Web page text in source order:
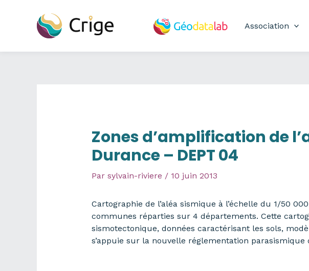
Association
Zones d’amplification de
Durance – DEPT 04
Par sylvain-riviere / 10 juin 2013
Cartographie de l’aléa sismique à l’échelle du 1/50
communes réparties sur 4 départements. Cette
sismotectonique, données caractérisant les sols,
s’appuie sur la nouvelle réglementation